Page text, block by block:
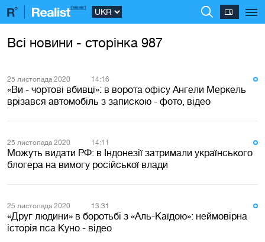
Всі новини - сторінка 987
25 листопада 2020 14:16
«Ви - чортові вбивці»: в ворота офісу Ангели Меркель
врізався автомобіль з запискою - фото, відео
25 листопада 2020 14:11
Можуть видати РФ: в Індонезії затримали українського
блогера на вимогу російської влади
25 листопада 2020 13:31
«Друг людини» в боротьбі з «Аль-Каїдою»: неймовірна
історія пса Куно - відео